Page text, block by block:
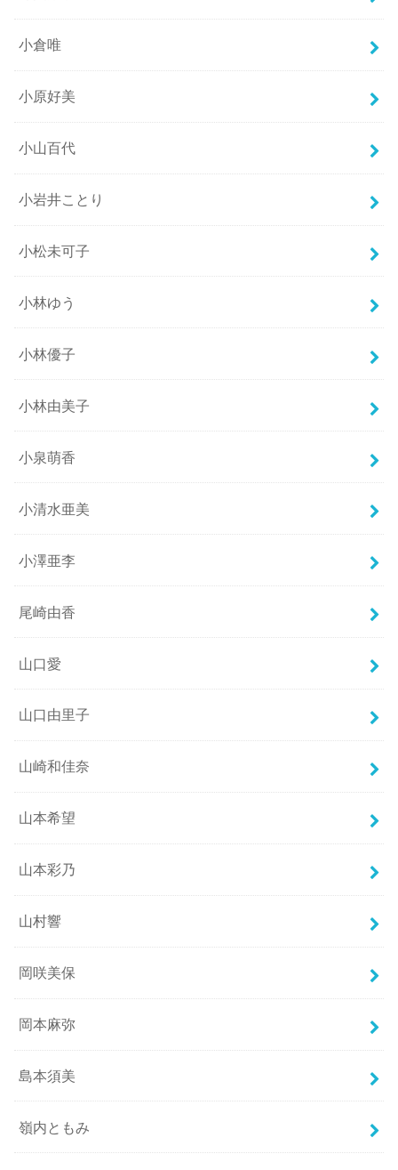
小倉唯
小原好美
小山百代
小岩井ことり
小松未可子
小林ゆう
小林優子
小林由美子
小泉萌香
小清水亜美
小澤亜李
尾崎由香
山口愛
山口由里子
山崎和佳奈
山本希望
山本彩乃
山村響
岡咲美保
岡本麻弥
島本須美
嶺内ともみ